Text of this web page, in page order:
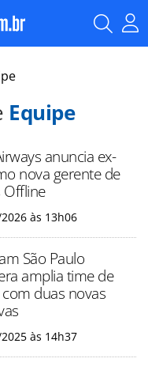
Equipe
anuncia ex-
nova gerente de
Offline
às 13h06
São Paulo
amplia time de
duas novas
às 14h37